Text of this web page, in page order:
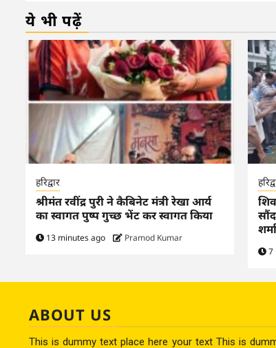
ये भी पढ़ें
हरिद्वार
श्रीमंत रवींद्र पुरी ने कैबिनेट मंत्री रेखा आर्य
का स्वागत पुष्प गुच्छ भेंट कर स्वागत किया
13 minutes ago Pramod Kumar
शर्मा
7
ABOUT US
This is dummy text place here your text This is